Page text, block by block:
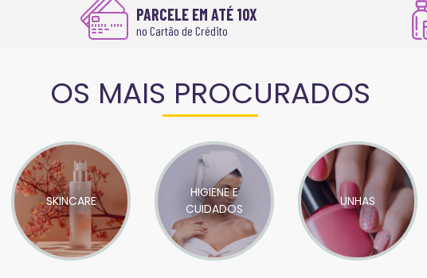
PARCELE EM ATÉ 10X
no Cartão de Crédito
OS MAIS PROCURADOS
SKINCARE
HIGIENE E
CUIDADOS
UNHAS